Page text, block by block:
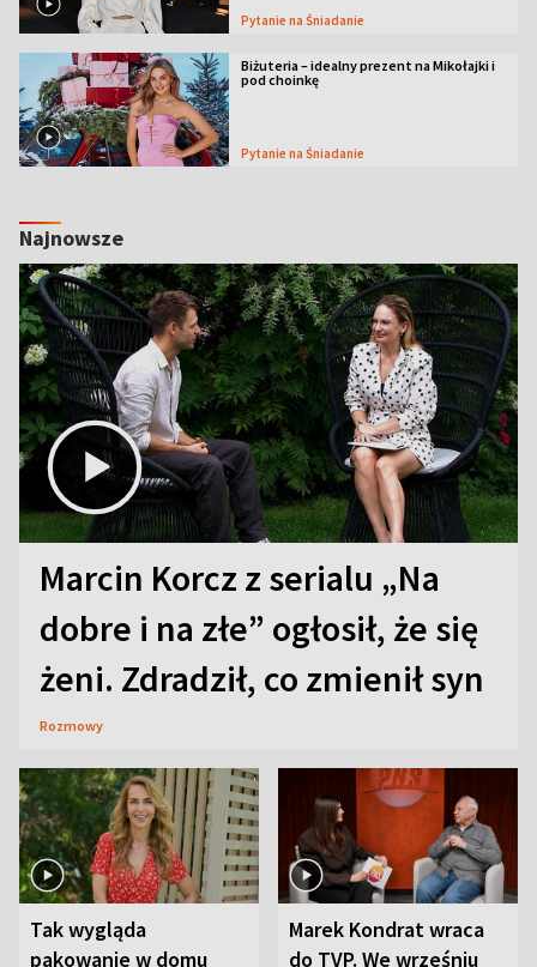
Pytanie na Śniadanie
Biżuteria – idealny prezent na Mikołajki i
pod choinkę
Pytanie na Śniadanie
Najnowsze
Marcin Korcz z serialu „Na
dobre i na złe” ogłosił, że się
żeni. Zdradził, co zmienił syn
Rozmowy
Tak wygląda
pakowanie w domu
Marek Kondrat wraca
do TVP. We wrześniu